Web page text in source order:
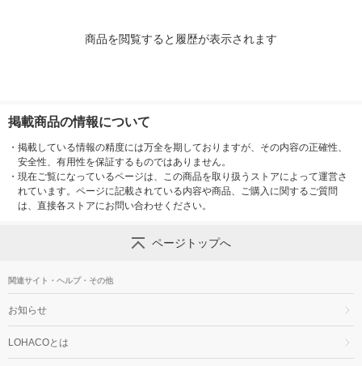
商品を閲覧すると履歴が表示されます
掲載商品の情報について
・ 掲載している情報の精度には万全を期しておりますが、その内容の正確性、
安全性、有用性を保証するものではありません。
・ 現在ご覧になっているページは、この商品を取り扱うストアによって運営さ
れています。ページに記載されている内容や商品、ご購入に関するご質問
は、直接各ストアにお問い合わせください。
ページトップへ
関連サイト・ヘルプ・その他
お知らせ
LOHACOとは